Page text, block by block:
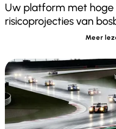
Uw platform met hoge
risicoprojecties van
Meer